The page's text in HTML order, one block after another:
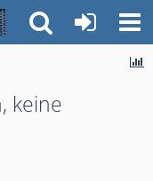
keine